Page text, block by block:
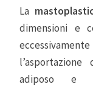
La
dimensioni e
adiposo e